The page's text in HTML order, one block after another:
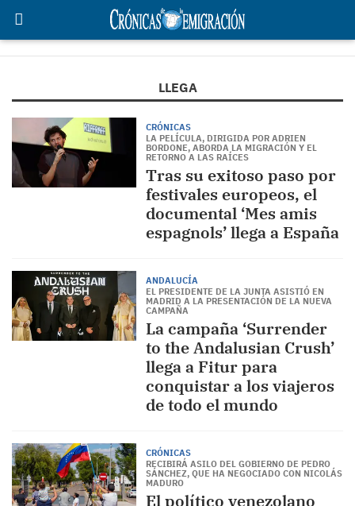
LLEGA
CRÓNICAS
LA PELÍCULA, DIRIGIDA POR ADRIEN
BORDONE, ABORDA LA MIGRACIÓN Y EL
RETORNO A LAS RAÍCES
Tras su exitoso paso por
festivales europeos, el
documental ‘Mes amis
espagnols’ llega a España
ANDALUCÍA
EL PRESIDENTE DE LA JUNTA ASISTIÓ EN
MADRID A LA PRESENTACIÓN DE LA NUEVA
CAMPAÑA
La campaña ‘Surrender
to the Andalusian Crush’
llega a Fitur para
conquistar a los viajeros
de todo el mundo
CRÓNICAS
RECIBIRÁ ASILO DEL GOBIERNO DE PEDRO
SÁNCHEZ, QUE HA NEGOCIADO CON NICOLÁS
MADURO
El político venezolano